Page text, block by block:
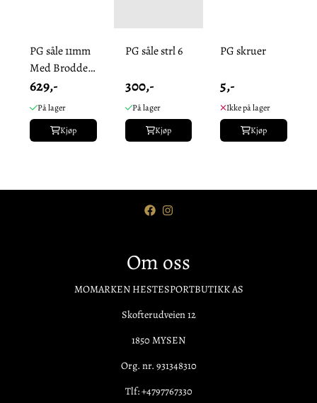
PG såle 11mm
Med Brodder
og skruer.
629,-
På lager
Kjøp
PG såle strl 6
300,-
På lager
Kjøp
PG skruer
5,-
Ikke på lager
Kjøp
Om oss
MOMARKEN HESTESPORTBUTIKK AS
Skofterudveien 12
1850 MYSEN
Org. nr. 931348310
Tlf:+4797767330